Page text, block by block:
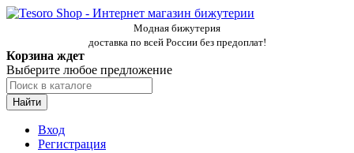
Модная бижутерия
доставка по всей России без предоплат!
Корзина ждет
Выберите любое предложение
Найти
Вход
Регистрация